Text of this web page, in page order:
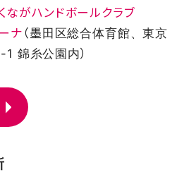
ながハンドボールクラブ
ナ （墨田区総合体育館、東京
錦糸公園内）